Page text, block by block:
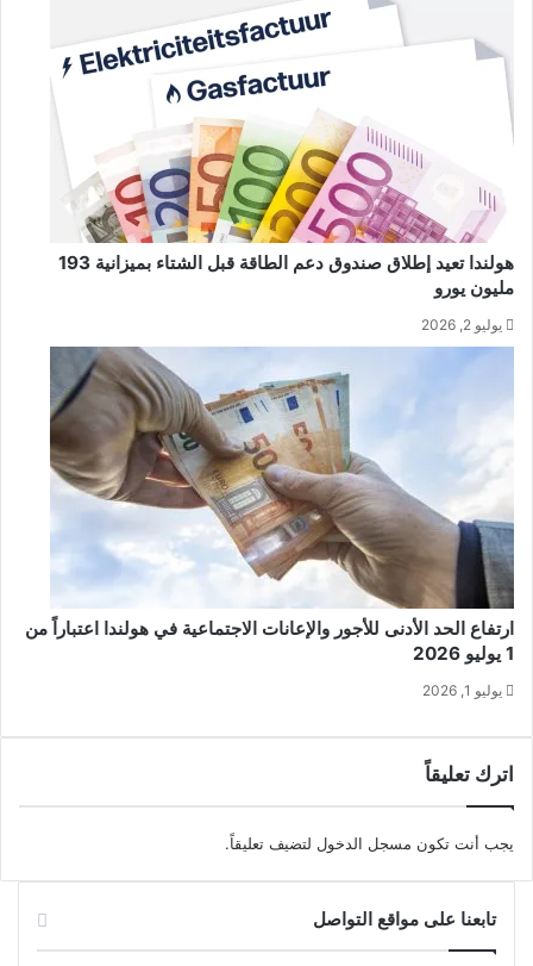
هولندا تعيد إطلاق صندوق دعم الطاقة قبل الشتاء بميزانية 193
مليون يورو
يوليو 2, 2026
ارتفاع الحد الأدنى للأجور والإعانات الاجتماعية في هولندا اعتباراً من
1 يوليو 2026
يوليو 1, 2026
اترك تعليقاً
يجب أنت تكون مسجل الدخول لتضيف تعليقاً.
تابعنا على مواقع التواصل